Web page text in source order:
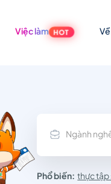
Việc làm HOT
Ngành
Phổ biến: thực tập